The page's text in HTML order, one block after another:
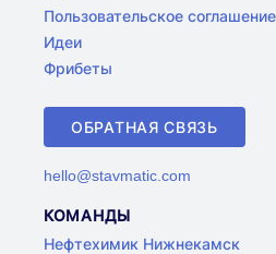
Пользовательское соглашение
Идеи
Фрибеты
ОБРАТНАЯ СВЯЗЬ
hello@stavmatic.com
КОМАНДЫ
Нефтехимик Нижнекамск